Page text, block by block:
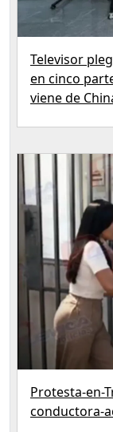
Televisor
en cinco
viene de
Protesta-en-
conductora-